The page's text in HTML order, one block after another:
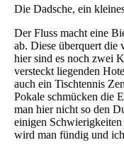
Die Dadsche, ein
Der Fluss macht eine
ab. Diese überquert die
hier sind es noch zwei
versteckt liegenden
auch ein Tischtennis
Pokale schmücken die
man hier nicht so den
einigen
wird man fündig und